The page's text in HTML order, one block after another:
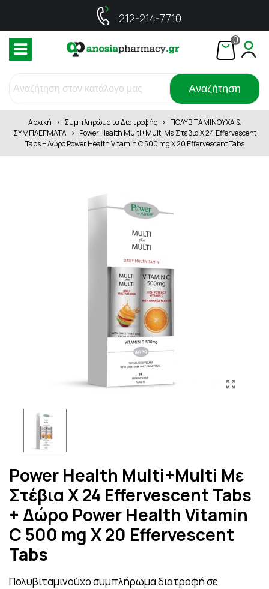
212-214-7710
0
Αναζήτηση
Αρχική > Συμπληρώματα Διατροφής > ΠΟΛΥΒΙΤΑΜΙΝΟΥΧΑ &
ΣΥΜΠΛΕΓΜΑΤΑ > Power Health Multi+Multi Με Στέβια X 24 Effervescent
Tabs + Δώρο Power Health Vitamin C 500 mg X 20 Effervescent Tabs
Power Health Multi+Multi Με
Στέβια X 24 Effervescent Tabs
+ Δώρο Power Health Vitamin
C 500 mg X 20 Effervescent
Tabs
Πολυβιταμινούχο συμπλήρωμα διατροφή σε